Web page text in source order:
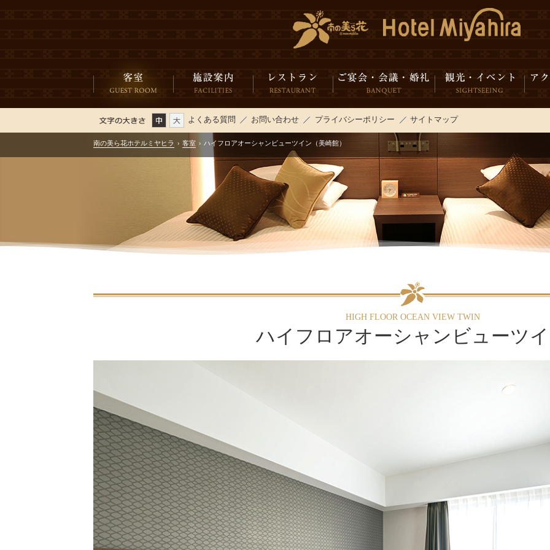
よくある質問 お問い合わせ プライバシーポリシー サイトマップ
南の美ら花ホテルミヤヒラ › 客室 › ハイフロアオーシャンビューツイン（美崎館）
HIGH FLOOR OCEAN VIEW TWIN
ハイフロアオーシャンビューツ